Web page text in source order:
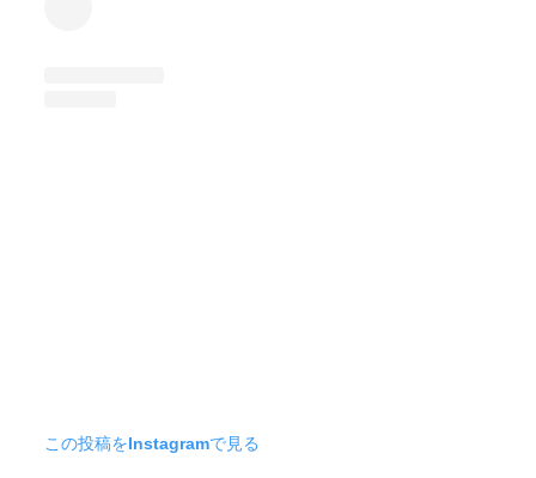
この投稿をInstagramで見る